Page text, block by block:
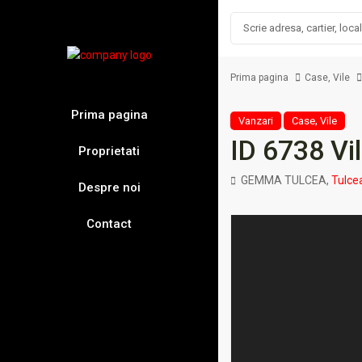
Prima pagina
Proprietati
Despre noi
Contact
Prima pagina Case, Vile
Vanzari Case, Vile
ID 6738
GEMMA TULCEA,